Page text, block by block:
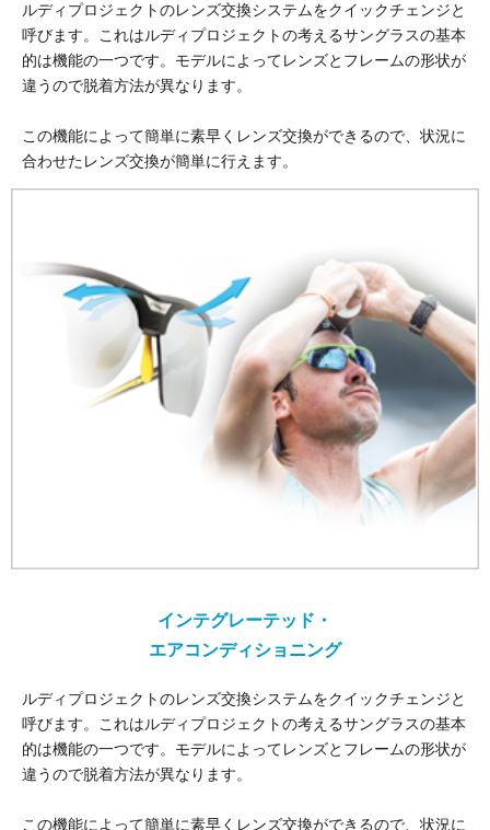
ルディプロジェクトのレンズ交換システムをクイックチェンジと
呼びます。これはルディプロジェクトの考えるサングラスの基本
的は機能の一つです。モデルによってレンズとフレームの形状が
違うので脱着方法が異なります。
この機能によって簡単に素早くレンズ交換ができるので、状況に
合わせたレンズ交換が簡単に行えます。
インテグレーテッド・
エアコンディショニング
ルディプロジェクトのレンズ交換システムをクイックチェンジと
呼びます。これはルディプロジェクトの考えるサングラスの基本
的は機能の一つです。モデルによってレンズとフレームの形状が
違うので脱着方法が異なります。
この機能によって簡単に素早くレンズ交換ができるので、状況に